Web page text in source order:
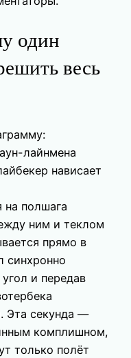
один
весь
лайнмена
нависает
на полшага
ним и теклом
прямо в
синхронно
и передав
Эта секунда —
комплишном,
только полёт